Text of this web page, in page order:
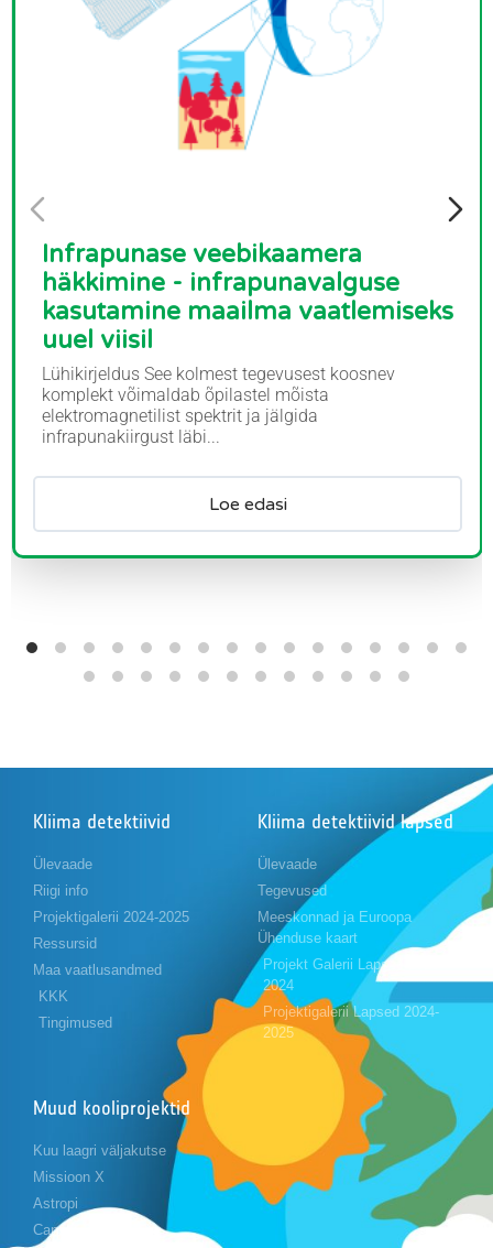
Infrapunase veebikaamera
häkkimine - infrapunavalguse
kasutamine maailma vaatlemiseks
uuel viisil
Lühikirjeldus See kolmest tegevusest koosnev
komplekt võimaldab õpilastel mõista
elektromagnetilist spektrit ja jälgida
infrapunakiirgust läbi...
Loe edasi
Kliima detektiivid
Ülevaade
Riigi info
Projektigalerii 2024-2025
Ressursid
Maa vaatlusandmed
KKK
Tingimused
Kliima detektiivid lapsed
Ülevaade
Tegevused
Meeskonnad ja Euroopa
Ühenduse kaart
Projekt Galerii Lapsed 2023-
2024
Projektigalerii Lapsed 2024-
2025
Muud kooliprojektid
Kuu laagri väljakutse
Missioon X
Astropi
Cansat